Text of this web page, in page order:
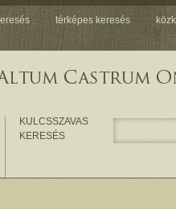
térképes keresés
KULCSSZAVAS
KERESÉS